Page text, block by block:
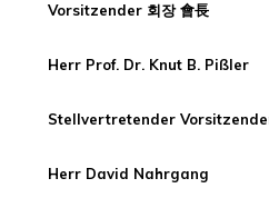
Vorsitzender 회장 會長
Herr Prof. Dr. Knut B. Pißler
Stellvertretender Vorsitzender
Herr David Nahrgang